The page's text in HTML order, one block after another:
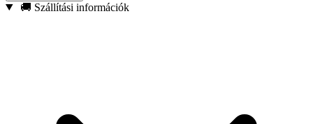
Alkalmazási példák:
🚚 Szállítási információk